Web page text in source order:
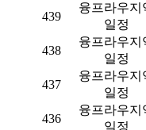
439
융프라우지
일정
438
융프라우지
일정
437
융프라우지
일정
436
융프라우지
일정